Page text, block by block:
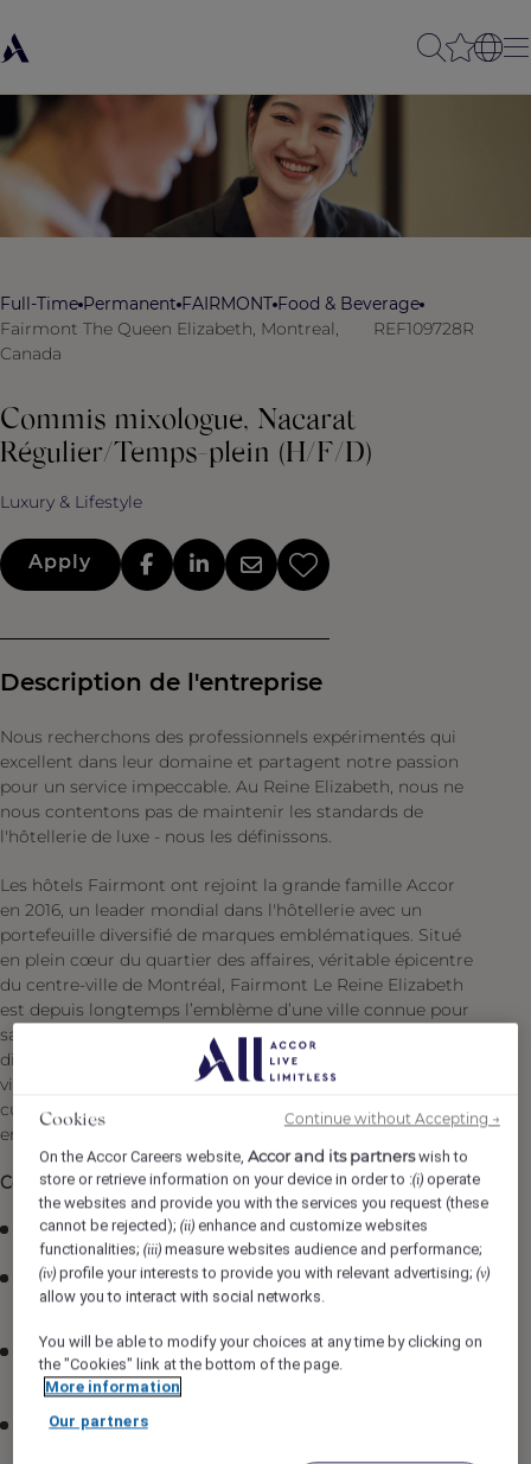
Full-Time Permanent FAIRMONT Food & Beverage
Fairmont The Queen Elizabeth, Montreal,
Canada
REF109728R
Commis mixologue, Nacarat
Régulier/Temps-plein (H/F/D)
Luxury & Lifestyle
Apply
Description de l'entreprise
Nous recherchons des professionnels expérimentés qui
excellent dans leur domaine et partagent notre passion
pour un service impeccable. Au Reine Elizabeth, nous ne
nous contentons pas de maintenir les standards de
l'hôtellerie de luxe - nous les définissons.
Les hôtels Fairmont ont rejoint la grande famille Accor
en 2016, un leader mondial dans l'hôtellerie avec un
portefeuille diversifié de marques emblématiques. Situé
en plein cœur du quartier des affaires, véritable épicentre
du centre-ville de Montréal, Fairmont Le Reine Elizabeth
est depuis longtemps l’emblème d’une ville connue pour
sa créativité, son esprit de collaboration, sa culture et son
divertissement. Inauguré en 1958, Le Reine Elizabeth est
vite devenu un pôle de rassemblement pour l’élite
culturelle, politique et du milieu des affaires, ce qui est
en fait ainsi, LA destination d’affaires par excellence!
Ce que l’établissement vous offre :
Salaire :27,87$/H
Avantages et taux réduits pour voyager dans les
hôtels Accor mondialement (plus de 5700 hôtels)!
Assurances collectives : Votre santé et votre bien-être
sont notre priorité.
Régime de retraite : Préparez sereinement votre
Cookies
On the Accor Careers website,Accor and its partnerswish to
store or retrieve information on your device in order to :(i) operate
the websites and provide you with the services you request (these
cannot be rejected);(ii) enhance and customize websites
functionalities;(iii) measure websites audience and performance;
(iv) profile your interests to provide you with relevant advertising;(v)
allow you to interact with social networks.
You will be able to modify your choices at any time by clicking on
the "Cookies" link at the bottom of the page.
More information
Our partners
Continue without Accepting →